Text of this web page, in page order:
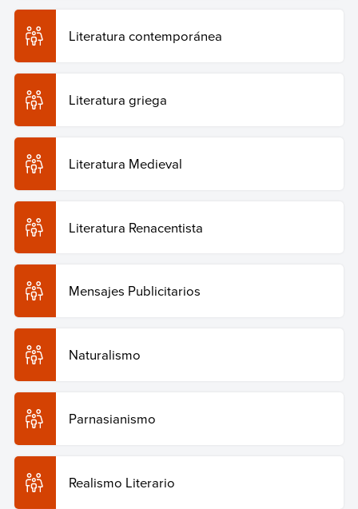
Literatura contemporánea
Literatura griega
Literatura Medieval
Literatura Renacentista
Mensajes Publicitarios
Naturalismo
Parnasianismo
Realismo Literario